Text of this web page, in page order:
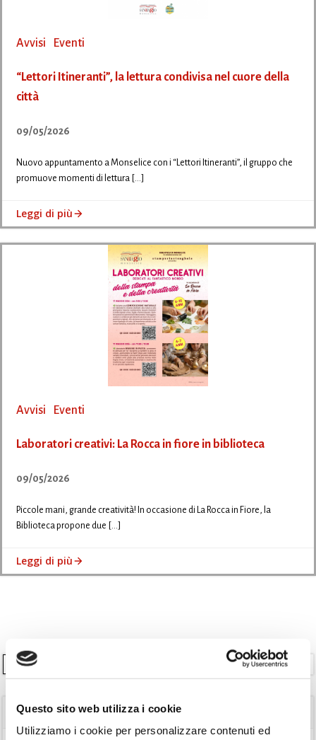
Questo sito web utilizza i cookie
Utilizziamo i cookie per personalizzare contenuti ed
Avvisi Eventi
“Lettori Itineranti”, la lettura condivisa nel cuore della
città
09/05/2026
Nuovo appuntamento a Monselice con i “Lettori Itineranti”, il gruppo che
promuove momenti di lettura […]
Leggi di più
Avvisi Eventi
Laboratori creativi: La Rocca in fiore in biblioteca
09/05/2026
Piccole mani, grande creatività! In occasione di La Rocca in Fiore, la
Biblioteca propone due […]
Leggi di più
Cerca
TAGS